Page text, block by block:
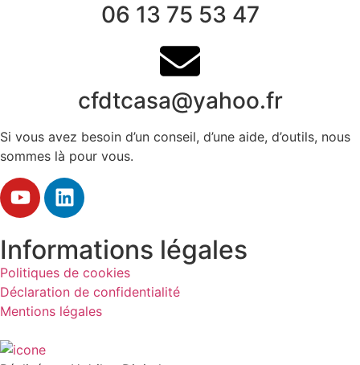
06 13 75 53 47
cfdtcasa@yahoo.fr
Si vous avez besoin d’un conseil, d’une aide, d’outils, nous
sommes là pour vous.
Informations légales
Politiques de cookies
Déclaration de confidentialité
Mentions légales